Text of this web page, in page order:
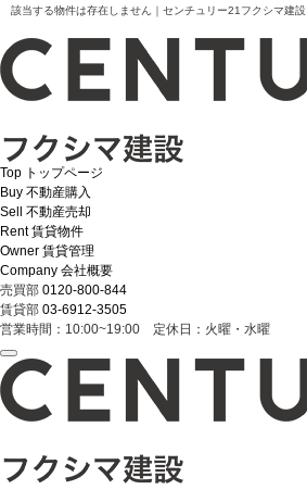
該当する物件は存在しません｜センチュリー21フクシマ建設
Top トップページ
Buy 不動産購入
Sell
不動産売却
Rent 賃貸物件
Owner 賃貸管理
Company 会社概要
売買部 0120-800-844
賃貸部 03-6912-3505
営業時間：10:00~19:00 定休日：火曜・水曜